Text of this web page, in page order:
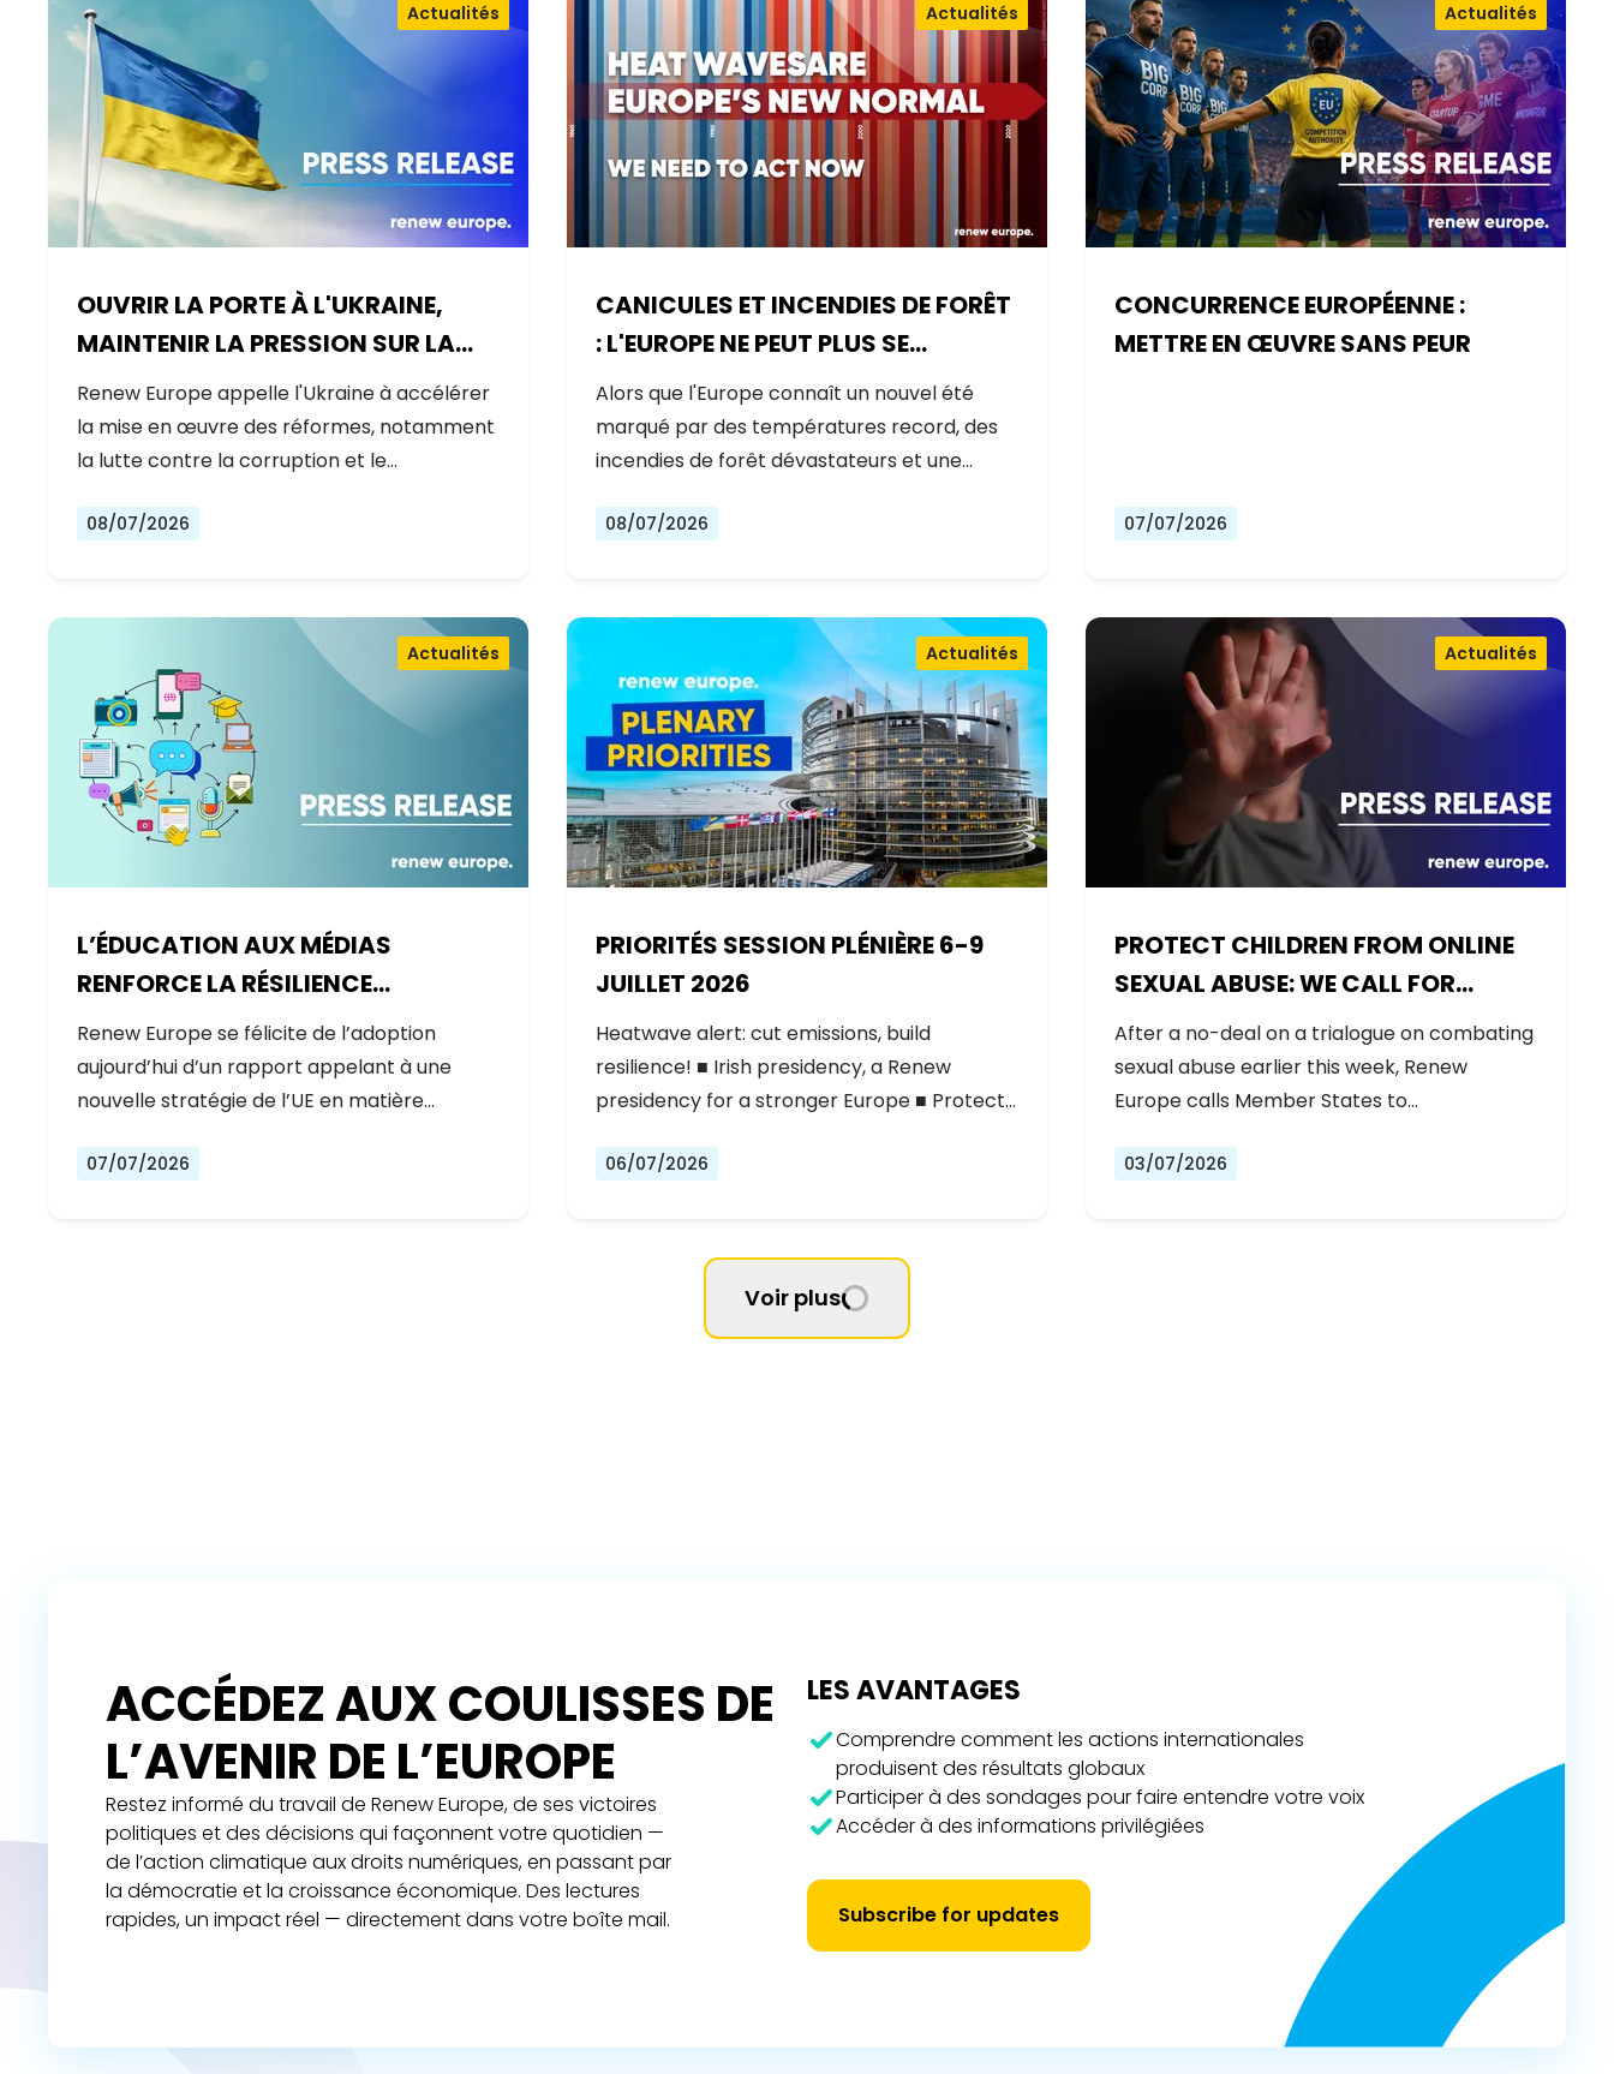
OUVRIR LA PORTE À L'UKRAINE,
MAINTENIR LA PRESSION SUR LA
RUSSIE
Actualités
Renew Europe appelle l'Ukraine à accélérer
la mise en œuvre des réformes, notamment
la lutte contre la corruption et le…
08/07/2026
CANICULES ET INCENDIES DE FORÊT
: L'EUROPE NE PEUT PLUS SE
CONTENTER DE RÉAGIR ET DOIT SE
PRÉPARER
Actualités
Alors que l'Europe connaît un nouvel été
marqué par des températures record, des
incendies de forêt dévastateurs et une…
08/07/2026
CONCURRENCE EUROPÉENNE :
METTRE EN ŒUVRE SANS PEUR
Actualités
07/07/2026
L’ÉDUCATION AUX MÉDIAS
RENFORCE LA RÉSILIENCE
DÉMOCRATIQUE DE L’EUROPE
Actualités
Renew Europe se félicite de l’adoption
aujourd’hui d’un rapport appelant à une
nouvelle stratégie de l’UE en matière…
07/07/2026
PRIORITÉS SESSION PLÉNIÈRE 6-9
JUILLET 2026
Actualités
Heatwave alert: cut emissions, build
resilience! ■ Irish presidency, a Renew
presidency for a stronger Europe ■ Protect…
06/07/2026
PROTECT CHILDREN FROM ONLINE
SEXUAL ABUSE: WE CALL FOR
URGENT NEGOTIATIONS AND
PERMANENT SOLUTION
Actualités
After a no-deal on a trialogue on combating
sexual abuse earlier this week, Renew
Europe calls Member States to…
03/07/2026
Voir plus
ACCÉDEZ AUX COULISSES DE
L’AVENIR DE L’EUROPE
Restez informé du travail de Renew Europe, de ses victoires
politiques et des décisions qui façonnent votre quotidien —
de l’action climatique aux droits numériques, en passant par
la démocratie et la croissance économique. Des lectures
rapides, un impact réel — directement dans votre boîte mail.
LES AVANTAGES
Comprendre comment les actions internationales
produisent des résultats globaux
Participer à des sondages pour faire entendre votre voix
Accéder à des informations privilégiées
Subscribe for updates